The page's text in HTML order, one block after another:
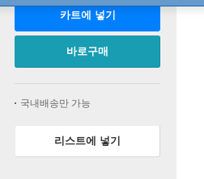
카트에 넣기
바로구매
국내배송만 가능
리스트에 넣기